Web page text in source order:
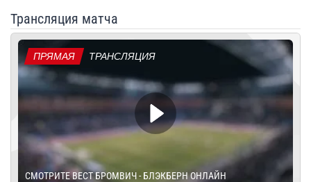
Трансляция матча
ПРЯМАЯ ТРАНСЛЯЦИЯ
СМОТРИТЕ ВЕСТ БРОМВИЧ - БЛЭКБЕРН ОНЛАЙН